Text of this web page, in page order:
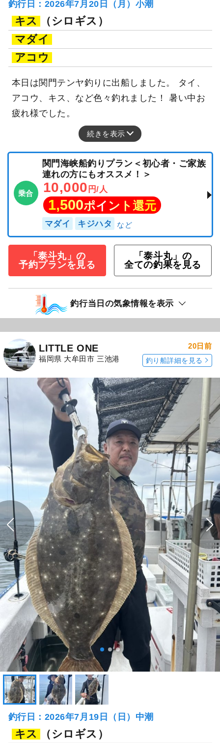
釣行日：2026年7月20日（月）小潮
キス
（シロギス）
マダイ
アコウ
本日は関門テンヤ釣りに出船しました。 タイ、
アコウ、キス、など色々釣れました！ 暑い中お
疲れ様でした。
続きを表示
乗合
関門海峡船釣りプラン＜初心者・ご家族
連れの方にもオススメ！＞
10,000 円/人
1,500ポイント還元
マダイ キジハタ
「泰斗丸」の
予約プランを見る
「泰斗丸」の
全ての釣果を見る
釣行当日の気象情報を表示
LITTLE ONE
福岡県 大牟田市 三池港
20日前
釣り船詳細を見る
釣行日：2026年7月19日（日）中潮
キス
（シロギス）